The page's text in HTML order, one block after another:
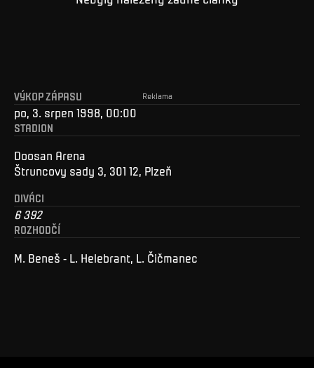
Reklama
VÝKOP ZÁPASU
po, 3. srpen 1998, 00:00
STADION
Doosan Arena
Štruncovy sady 3, 301 12, Plzeň
DIVÁCI
6 392
ROZHODČÍ
M. Beneš - L. Helebrant, L. Čičmanec